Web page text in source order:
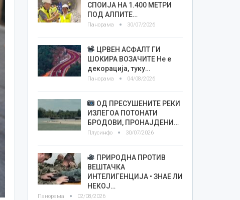
СПОИЈА НА 1.400 МЕТРИ
ПОД АЛПИТЕ…
Панорама 30/07/2026
ЦРВЕН АСФАЛТ ГИ
ШОКИРА ВОЗАЧИТЕ Не е
декорација, туку…
Панорама 04/08/2026
ОД ПРЕСУШЕНИТЕ РЕКИ
ИЗЛЕГОА ПОТОНАТИ
БРОДОВИ, ПРОНАЈДЕНИ…
Плусинфо 30/07/2026
ПРИРОДНА ПРОТИВ
ВЕШТАЧКА
ИНТЕЛИГЕНЦИЈА • ЗНАЕ ЛИ
НЕКОЈ…
Панорама 02/08/2026